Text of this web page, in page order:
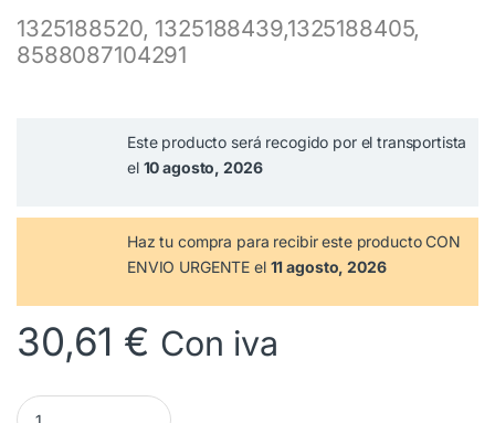
1325188520, 1325188439,1325188405,
8588087104291
Este producto será recogido por el transportista
el 10 agosto, 2026
Haz tu compra para recibir este producto CON
ENVIO URGENTE el 11 agosto, 2026
30,61 € Con iva
Electroválvula 3 Vías con Caudalímetro ELECTROLUX.